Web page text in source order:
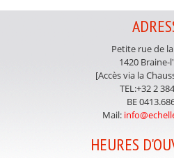
Petite rue de
1420 Braine-
[Accès via la
TEL:+32 2
BE
Mail:
HEURES